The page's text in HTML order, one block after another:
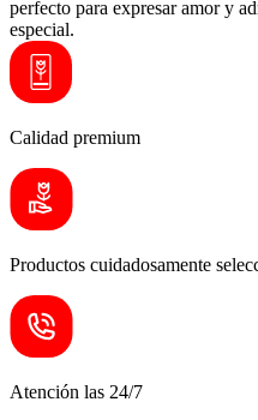
perfecto para expresar amor y
especial.
Calidad premium
Productos cuidadosamente
Atención las 24/7